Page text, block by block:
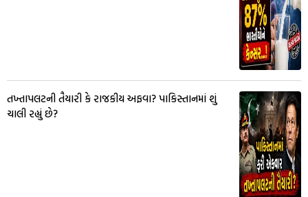
તખ્તાપલટની તૈયારી કે રાજકીય અફવા? પાકિસ્તાનમાં શું
ચાલી રહ્યું છે?